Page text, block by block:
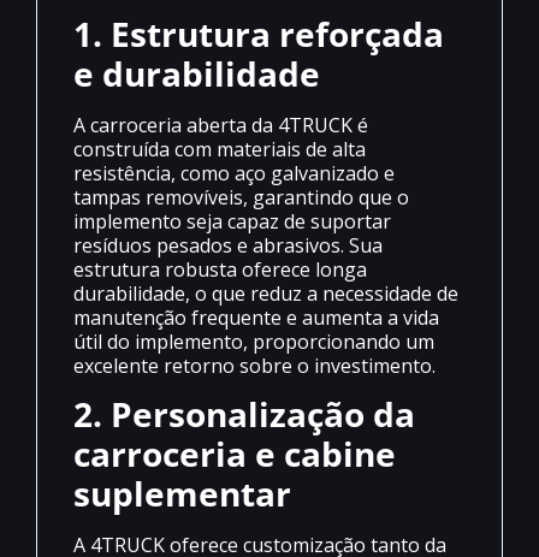
1. Estrutura reforçada
e durabilidade
A carroceria aberta da 4TRUCK é
construída com materiais de alta
resistência, como aço galvanizado e
tampas removíveis, garantindo que o
implemento seja capaz de suportar
resíduos pesados e abrasivos. Sua
estrutura robusta oferece longa
durabilidade, o que reduz a necessidade de
manutenção frequente e aumenta a vida
útil do implemento, proporcionando um
excelente retorno sobre o investimento.
2. Personalização da
carroceria e cabine
suplementar
A 4TRUCK oferece customização tanto da